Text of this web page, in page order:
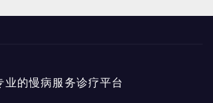
业的慢病服务诊疗平台